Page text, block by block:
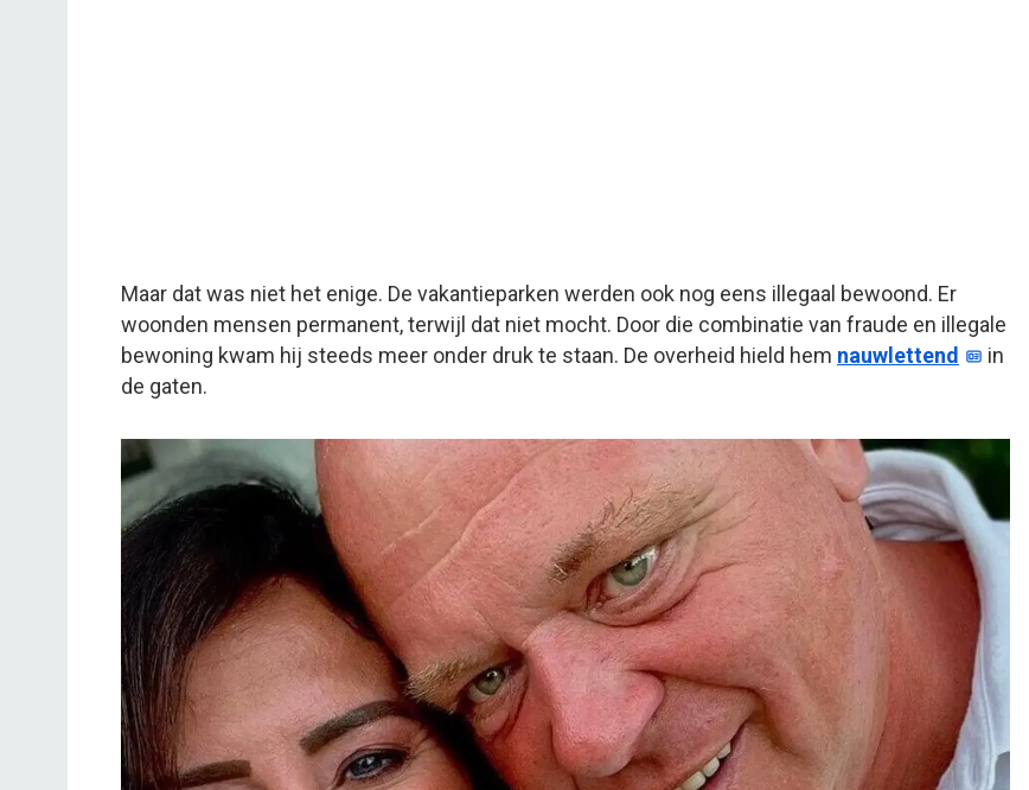
Maar dat was niet het enige. De vakantieparken werden ook nog eens illegaal bewoond. Er
woonden mensen permanent, terwijl dat niet mocht. Door die combinatie van fraude en illegale
bewoning kwam hij steeds meer onder druk te staan. De overheid hield hem nauwlettend
in
de gaten.